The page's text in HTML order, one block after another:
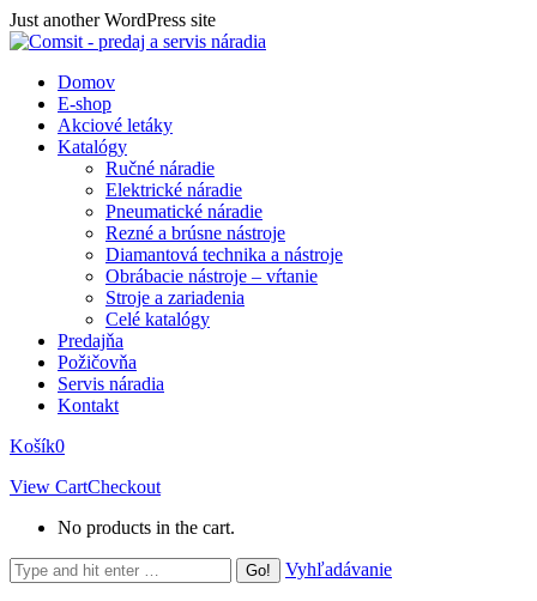
Skip
to
Just another WordPress site
Domov
E-shop
Akciové letáky
Katalógy
Ručné náradie
Elektrické náradie
Pneumatické náradie
Rezné a brúsne nástroje
Diamantová technika a nástroje
Obrábacie nástroje – vŕtanie
Stroje a zariadenia
Celé katalógy
Predajňa
Požičovňa
Servis náradia
Kontakt
Košík0
View CartCheckout
No products in the cart.
Search:
Vyhľadávanie